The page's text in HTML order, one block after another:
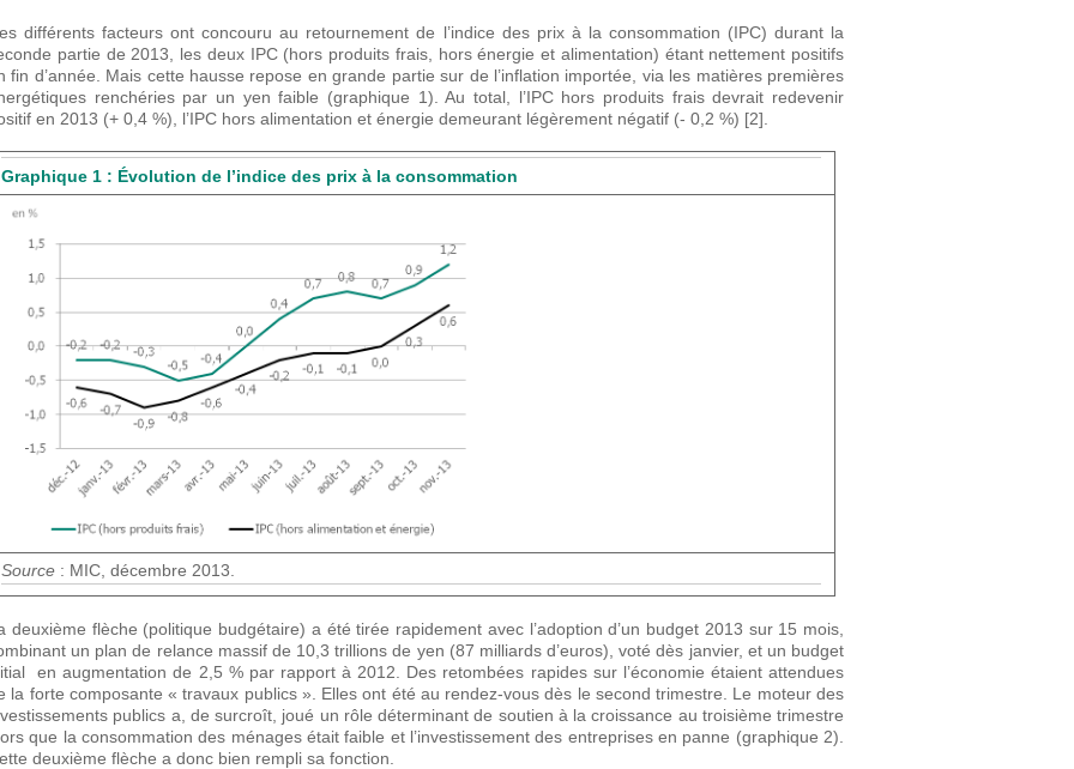
différents facteurs ont concouru au retournement de l’indice des prix à la consommation (IPC) durant la
partie de 2013, les deux IPC (hors produits frais, hors énergie et alimentation) étant nettement positifs
fin d’année. Mais cette hausse repose en grande partie sur de l’inflation importée, via les matières premières
renchéries par un yen faible (graphique 1). Au total, l’IPC hors produits frais devrait redevenir
en 2013 (+ 0,4 %), l’IPC hors alimentation et énergie demeurant légèrement négatif (- 0,2 %) [2].
Graphique 1 : Évolution de l’indice des prix à la consommation
Source : MIC, décembre 2013.
deuxième flèche (politique budgétaire) a été tirée rapidement avec l’adoption d’un budget 2013 sur 15 mois,
un plan de relance massif de 10,3 trillions de yen (87 milliards d’euros), voté dès janvier, et un budget
en augmentation de 2,5 % par rapport à 2012. Des retombées rapides sur l’économie étaient attendues
la forte composante « travaux publics ». Elles ont été au rendez-vous dès le second trimestre. Le moteur des
publics a, de surcroît, joué un rôle déterminant de soutien à la croissance au troisième trimestre
que la consommation des ménages était faible et l’investissement des entreprises en panne (graphique 2).
deuxième flèche a donc bien rempli sa fonction.